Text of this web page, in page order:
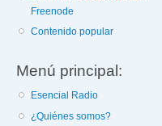
Freenode
Contenido popular
Menú principal:
Esencial Radio
¿Quiénes somos?